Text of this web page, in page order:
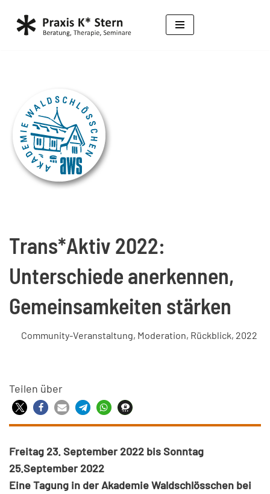
Zum
Trans*Aktiv 2022:
Unterschiede anerkennen,
Gemeinsamkeiten stärken
Community-Veranstaltung, Moderation, Rückblick, 2022
Teilen über
Freitag 23. September 2022 bis Sonntag
25.September 2022
Eine Tagung in der Akademie Waldschlösschen bei